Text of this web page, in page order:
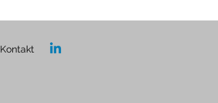
Kontakt